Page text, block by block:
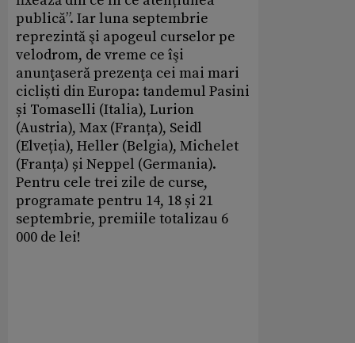
publică”. Iar luna septembrie
reprezintă şi apogeul curselor pe
velodrom, de vreme ce îşi
anunţaseră prezenţa cei mai mari
cicliști din Europa: tandemul Pasini
și Tomaselli (Italia), Lurion
(Austria), Max (Franța), Seidl
(Elveția), Heller (Belgia), Michelet
(Franța) și Neppel (Germania).
Pentru cele trei zile de curse,
programate pentru 14, 18 și 21
septembrie, premiile totalizau 6
000 de lei!